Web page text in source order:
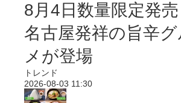
8月4日数量限定発売
名古屋発祥の旨辛グ
メが登場
トレンド
2026-08-03 11:30